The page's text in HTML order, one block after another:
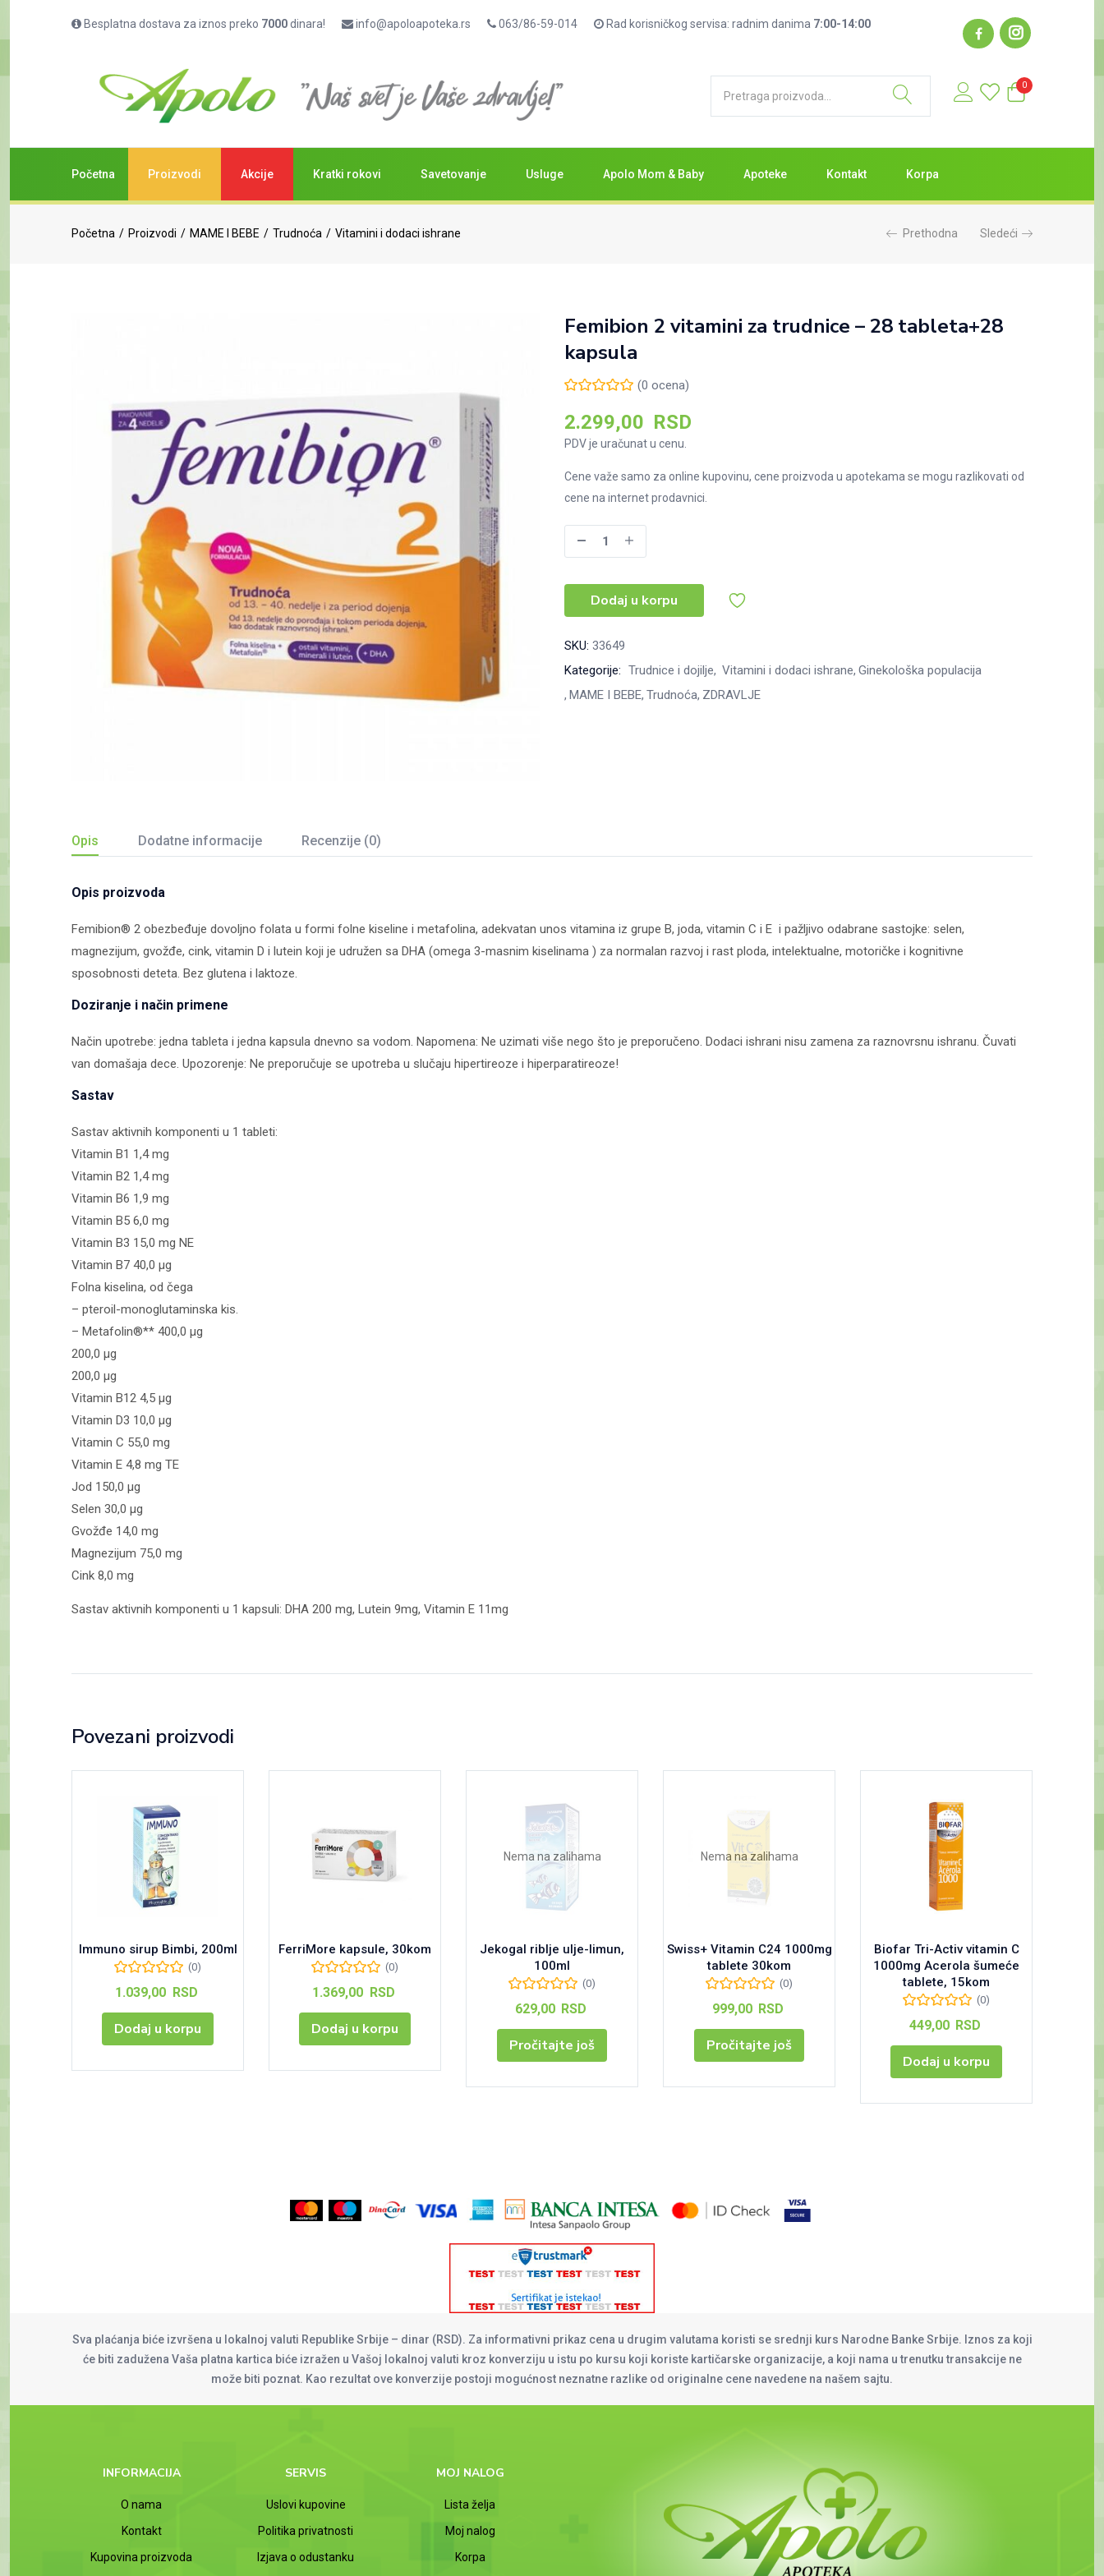
Besplatna dostava za iznos preko 7000dinara! info@apoloapoteka.rs 063/86-59-014 Rad korisničkog servisa: radnim danima 7:00-14:00
0
Početna Proizvodi Akcije Kratki rokovi Savetovanje Usluge Apolo Mom & Baby Apoteke Kontakt Korpa
Početna Proizvodi MAME I BEBE Trudnoća Vitamini i dodaci ishrane Prethodna Sledeći
Femibion 2 vitamini za trudnice – 28 tableta+28
kapsula
(0 ocena)
2.299,00 RSD
PDV je uračunat u cenu.
Cene važe samo za online kupovinu, cene proizvoda u apotekama se mogu razlikovati od
cene na internet prodavnici.
Femibion
2
trudnice
-
28
kapsula
Dodaj u korpu
SKU: 33649
Kategorije: Trudnice i dojilje Vitamini i dodaci ishrane Ginekološka populacija
MAME I BEBE Trudnoća ZDRAVLJE
Opis Dodatne informacije Recenzije (0)
Opis proizvoda
Femibion® 2 obezbeđuje dovoljno folata u formi folne kiseline i metafolina, adekvatan unos vitamina iz grupe B, joda, vitamin C i E i pažljivo odabrane sastojke: selen,
magnezijum, gvožđe, cink, vitamin D i lutein koji je udružen sa DHA (omega 3-masnim kiselinama ) za normalan razvoj i rast ploda, intelektualne, motoričke i kognitivne
sposobnosti deteta. Bez glutena i laktoze.
Doziranje i način primene
Način upotrebe: jedna tableta i jedna kapsula dnevno sa vodom. Napomena: Ne uzimati više nego što je preporučeno. Dodaci ishrani nisu zamena za raznovrsnu ishranu. Čuvati
van domašaja dece. Upozorenje: Ne preporučuje se upotreba u slučaju hipertireoze i hiperparatireoze!
Sastav
Sastav aktivnih komponenti u 1 tableti:
Vitamin B1 1,4 mg
Vitamin B2 1,4 mg
Vitamin B6 1,9 mg
Vitamin B5 6,0 mg
Vitamin B3 15,0 mg NE
Vitamin B7 40,0 µg
Folna kiselina, od čega
– pteroil-monoglutaminska kis.
– Metafolin®** 400,0 µg
200,0 µg
200,0 µg
Vitamin B12 4,5 µg
Vitamin D3 10,0 µg
Vitamin C 55,0 mg
Vitamin E 4,8 mg TE
Jod 150,0 µg
Selen 30,0 µg
Gvožđe 14,0 mg
Magnezijum 75,0 mg
Cink 8,0 mg
Sastav aktivnih komponenti u 1 kapsuli: DHA 200 mg, Lutein 9mg, Vitamin E 11mg
Povezani proizvodi
Immuno sirup Bimbi, 200ml
(0)
1.039,00 RSD
Dodaj u korpu
FerriMore kapsule, 30kom
(0)
1.369,00 RSD
Dodaj u korpu
Nema na zalihama
Jekogal riblje ulje-limun,
100ml
(0)
629,00 RSD
Pročitajte još
Nema na zalihama
Swiss+ Vitamin C24 1000mg
tablete 30kom
(0)
999,00 RSD
Pročitajte još
Biofar Tri-Activ vitamin C
1000mg Acerola šumeće
tablete, 15kom
(0)
449,00 RSD
Dodaj u korpu
Sva plaćanja biće izvršena u lokalnoj valuti Republike Srbije – dinar (RSD). Za informativni prikaz cena u drugim valutama koristi se srednji kurs Narodne Banke Srbije. Iznos za koji
će biti zadužena Vaša platna kartica biće izražen u Vašoj lokalnoj valuti kroz konverziju u istu po kursu koji koriste kartičarske organizacije, a koji nama u trenutku transakcije ne
može biti poznat. Kao rezultat ove konverzije postoji mogućnost neznatne razlike od originalne cene navedene na našem sajtu.
INFORMACIJA
O nama
Kontakt
Kupovina proizvoda
SERVIS
Uslovi kupovine
Politika privatnosti
Izjava o odustanku
MOJ NALOG
Lista želja
Moj nalog
Korpa